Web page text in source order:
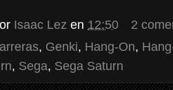
Isaac Lez en 12:50
2
, Genki, Hang-On,
, Sega, Sega Saturn